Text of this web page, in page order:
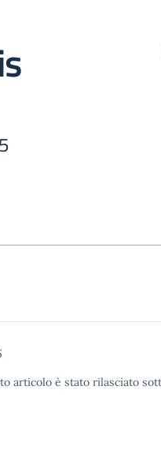
articolo è stato rilasciato